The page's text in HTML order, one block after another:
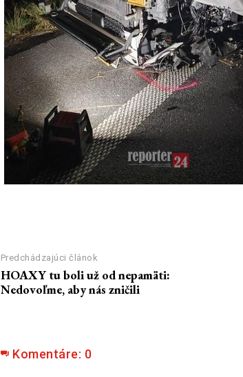
Predchádzajúci článok
HOAXY tu boli už od nepamäti:
Nedovoľme, aby nás zničili
Komentáre: 0